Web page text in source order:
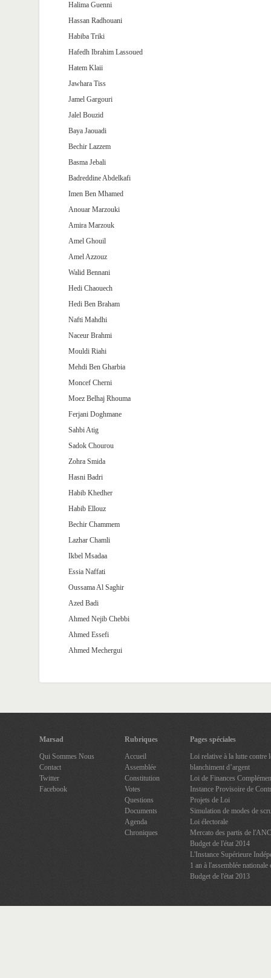
Halima Guenni
Hassan Radhouani
Habiba Triki
Hafedh Ibrahim Lassoued
Hatem Klaii
Jawhara Tiss
Jamel Gargouri
Jalel Bouzid
Baya Jaouadi
Bechir Lazzem
Basma Jebali
Badreddine Abdelkafi
Imen Ben Mhamed
Anouar Marzouki
Amira Marzouk
Amel Ghouil
Amel Azzouz
Walid Bennani
Hedi Chaouech
Hedi Ben Braham
Nafti Mahdhi
Naceur Brahmi
Mouldi Riahi
Mehdi Ben Gharbia
Moncef Cherni
Moez Belhaj Rhouma
Ferjani Doghmane
Sahbi Atig
Sadok Chourou
Zohra Smida
Hasni Badri
Habib Khedher
Habib Ellouz
Bechir Chammem
Lazhar Chamli
Ikbel Msadaa
Essia Naffati
Oussama Al Saghir
Azed Badi
Ahmed Nejib Chebbi
Ahmed Essefi
Ahmed Mechergui
Marsad
Qui Sommes Nous
Contact
Twitter
Facebook
Rubriques
Accueil
Assemblée
Constitution
Votes
Questions
Documents
Agenda
Chroniques
Pages spéciales
Loi relative à la lutte contre
blanchiment d’argent
Loi de Finances
Instance Provisoire de
Projets de Loi
Simulation de modes de
Loi électorale
Mercato des partis de l'ANC
Budget de l'état 2014
L'Instance Supérieure
1 an à l'assemblée nationale
Budget de l'état 2013